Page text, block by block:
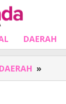
DAERAH
DAERAH »
Kicau